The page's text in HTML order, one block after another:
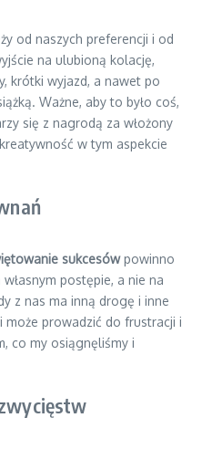
od naszych preferencji i od
na ulubioną kolację,
krótki wyjazd, a nawet po
Ważne, aby to było coś,
się z nagrodą za włożony
w tym aspekcie
sukcesówpowinno
postępie, a nie na
z nas ma inną drogę i inne
może prowadzić do frustracji i
co my osiągnęliśmy i